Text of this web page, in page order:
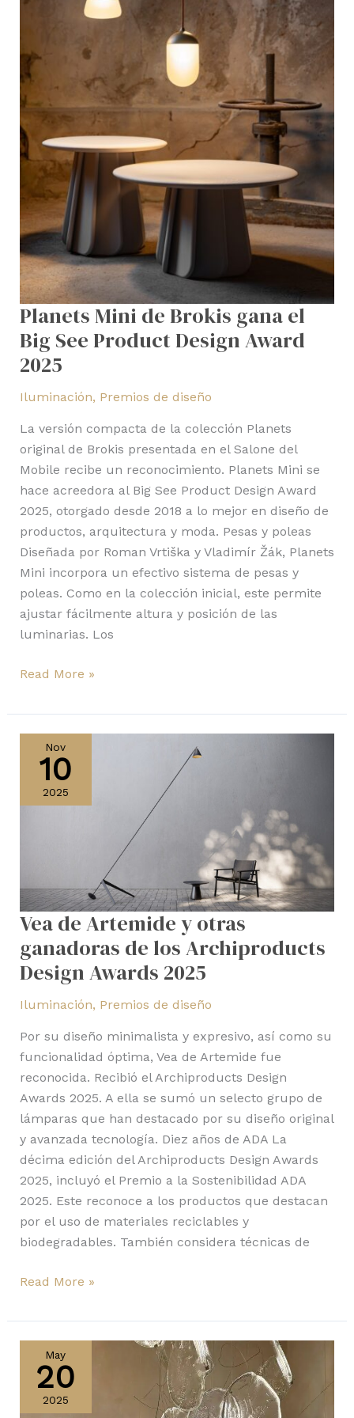
Planets Mini de Brokis gana el
Big See Product Design Award
2025
Iluminación, Premios de diseño
La versión compacta de la colección Planets
original de Brokis presentada en el Salone del
Mobile recibe un reconocimiento. Planets Mini se
hace acreedora al Big See Product Design Award
2025, otorgado desde 2018 a lo mejor en diseño de
productos, arquitectura y moda. Pesas y poleas
Diseñada por Roman Vrtiška y Vladimír Žák, Planets
Mini incorpora un efectivo sistema de pesas y
poleas. Como en la colección inicial, este permite
ajustar fácilmente altura y posición de las
luminarias. Los
Design
Award
2025
Read More »
Nov
10
2025
Vea de Artemide y otras
ganadoras de los Archiproducts
Design Awards 2025
Iluminación, Premios de diseño
Por su diseño minimalista y expresivo, así como su
funcionalidad óptima, Vea de Artemide fue
reconocida. Recibió el Archiproducts Design
Awards 2025. A ella se sumó un selecto grupo de
lámparas que han destacado por su diseño original
y avanzada tecnología. Diez años de ADA La
décima edición del Archiproducts Design Awards
2025, incluyó el Premio a la Sostenibilidad ADA
2025. Este reconoce a los productos que destacan
por el uso de materiales reciclables y
biodegradables. También considera técnicas de
Artemide
otras
Archiproducts
Design
Awards
2025
Read More »
May
20
2025
Bocci
gana
el